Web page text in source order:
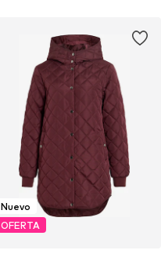
Nuevo
OFERTA